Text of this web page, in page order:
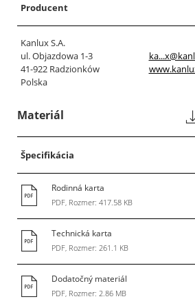
Producent
Kanlux S.A.
ul. Objazdowa 1-3
41-922 Radzionków
Polska
Materiál
Špecifikácia
Rodinná karta
PDF, Rozmer: 417.58 KB
Technická karta
PDF, Rozmer: 261.1 KB
Dodatočný materiál
PDF, Rozmer: 2.86 MB